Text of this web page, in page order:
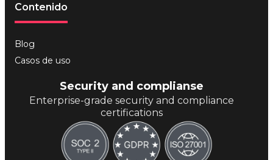
Contenido
Blog
Casos de uso
Security and complianse
Enterprise-grade security and compliance
certifications